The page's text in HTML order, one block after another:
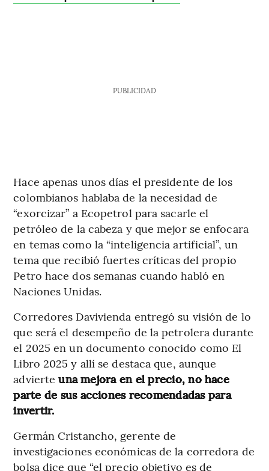
PUBLICIDAD
Hace apenas unos días el presidente de los
colombianos hablaba de la necesidad de
“exorcizar” a Ecopetrol para sacarle el
petróleo de la cabeza y que mejor se enfocara
en temas como la “inteligencia artificial”, un
tema que recibió fuertes críticas del propio
Petro hace dos semanas cuando habló en
Naciones Unidas.
Corredores Davivienda entregó su visión de lo
que será el desempeño de la petrolera durante
el 2025 en un documento conocido como El
Libro 2025 y allí se destaca que, aunque
advierteuna mejora en el precio, no hace
parte de sus acciones recomendadas para
invertir.
Germán Cristancho, gerente de
investigaciones económicas de la corredora de
bolsa dice que “el precio objetivo es de